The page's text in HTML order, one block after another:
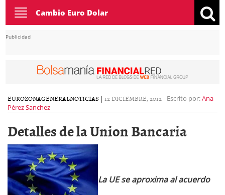
Toggle
navigation
Cambio Euro Dolar
Publicidad
EUROZONAGENERALNOTICIAS | 12 DICIEMBRE, 2012- Escrito por:Ana
Pérez Sanchez
Detalles de la Union Bancaria
La UE se aproxima al acuerdo